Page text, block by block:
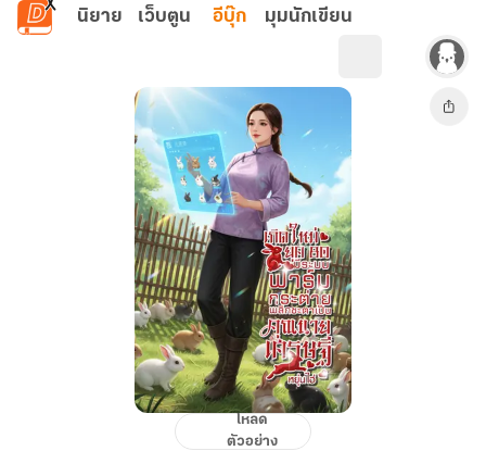
ข้ามไปยังเนื้อหาหลัก
นิยาย เว็บตูน อีบุ๊ก มุมนักเขียน
โหลด
ตัวอย่าง